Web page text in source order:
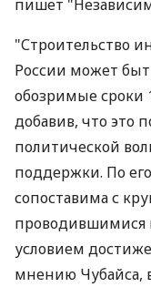
пишет
"Строительство
России может
обозримые сроки
добавив, что это
политической
поддержки. По
сопоставима с
проводившимися
условием
мнению Чубайса,